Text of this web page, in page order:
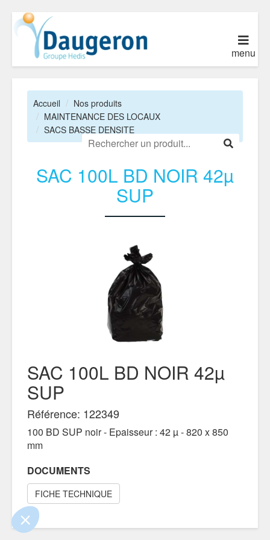
le contenu de ce site vous intéresse
aimerait bien vous accompagner
certifiés par
Je choisis OK pour moi
menu
Accueil
Nos produits
MAINTENANCE DES LOCAUX
SACS BASSE DENSITE
SAC 100L BD NOIR 42µ
SUP
SAC 100L BD NOIR 42µ
SUP
Référence: 122349
100 BD SUP noir - Epaisseur : 42 µ - 820 x 850
mm
DOCUMENTS
FICHE TECHNIQUE